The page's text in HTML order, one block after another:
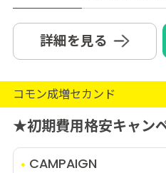
詳細を見る
コモン成増セカンド
★初期費用格安キャン
CAMPAIGN